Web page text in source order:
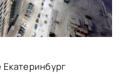
Екатеринбург